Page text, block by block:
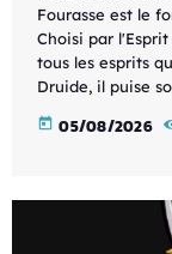
Fourasse est le
Choisi par
tous les esprits
Druide, il puise
today 05/08/2026